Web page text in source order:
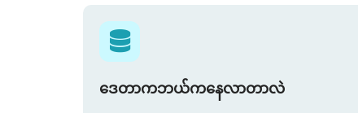
ဒေတာကဘယ်ကနေလာတာလဲ